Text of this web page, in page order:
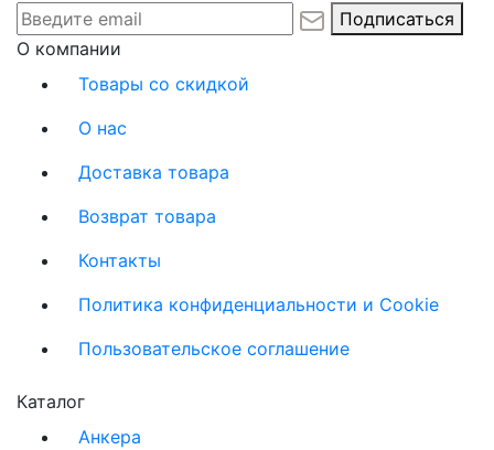
Подписаться
О компании
Товары со скидкой
О нас
Доставка товара
Возврат товара
Контакты
Политика конфиденциальности и Cookie
Пользовательское соглашение
Каталог
Анкера